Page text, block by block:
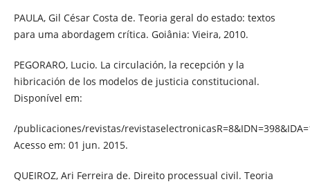
PAULA, Gil César Costa de. Teoria geral do estado: textos
para uma abordagem crítica. Goiânia: Vieira, 2010.
PEGORARO, Lucio. La circulación, la recepción y la
hibricación de los modelos de justicia constitucional.
Disponível em:
/publicaciones/revistas/
Acesso em: 01 jun. 2015.
QUEIROZ, Ari Ferreira de. Direito processual civil. Teoria